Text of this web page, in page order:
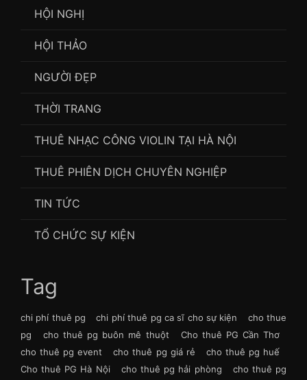
HỘI NGHỊ
HỘI THẢO
NGƯỜI ĐẸP
THỜI TRANG
THUÊ NHẠC CÔNG VIOLIN TẠI HÀ NỘI
THUÊ PHIÊN DỊCH CHUYÊN NGHIỆP
TIN TỨC
TỔ CHỨC SỰ KIỆN
Tag
chi phí thuê pg chi phí thuê pg ca sĩ cho sự kiện
cho thue
pg
cho thuê pg buôn mê thuột
Cho thuê PG Cần Thơ
cho thuê pg event
cho thuê pg giá rẻ
cho thuê pg huế
Cho thuê PG Hà Nội
cho thuê pg hải phòng
cho thuê pg